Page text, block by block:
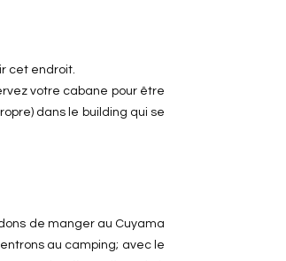
cet endroit.
votre cabane pour être
dans le building qui se
de manger au Cuyama
au camping; avec le